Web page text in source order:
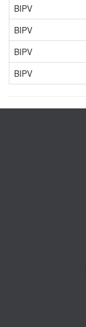
BIPV
BIPV
BIPV
BIPV